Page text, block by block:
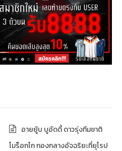
อายยู้บ บูอัดดี้ ดาวรุ่งทีมชาติ
โมร็อกโก กองกลางอัจฉริยะที่ยุโรป